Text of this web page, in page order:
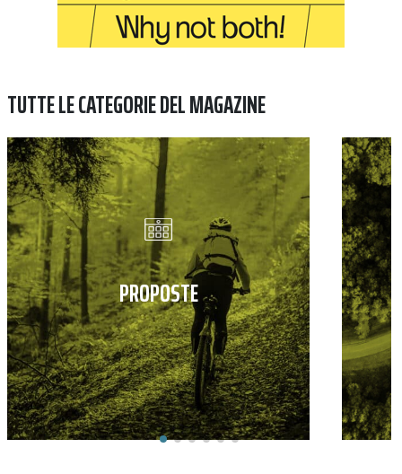
TUTTE LE CATEGORIE DEL MAGAZINE
PROPOSTE